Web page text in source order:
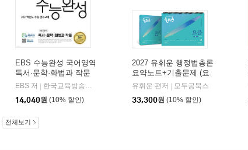
EBS 수능완성 국어영역
독서·문학·화법과 작문
(2026년)
EBS 저
한국교육방송공사
14,040원 (10% 할인)
2027 유휘운 행정법총론
요약노트+기출문제 (요.
플.)
유휘운 편저
모두공북스
33,300원 (10% 할인)
전체보기